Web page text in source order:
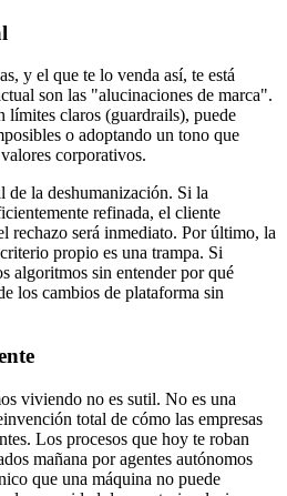
y el que te lo venda así, te está
son las "alucinaciones de marca".
límites claros (guardrails), puede
o adoptando un tono que
corporativos.
de la deshumanización. Si la
refinada, el cliente
rechazo será inmediato. Por último, la
propio es una trampa. Si
algoritmos sin entender por qué
los cambios de plataforma sin
viviendo no es sutil. No es una
total de cómo las empresas
Los procesos que hoy te roban
mañana por agentes autónomos
que una máquina no puede